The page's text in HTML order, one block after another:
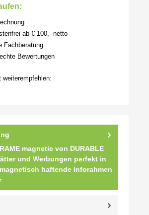
ab € 100,- netto
Fachberatung
Bewertungen
weiterempfehlen:
magnetic von DURABLE
und Werbungen perfekt in
haftende Inforahmen